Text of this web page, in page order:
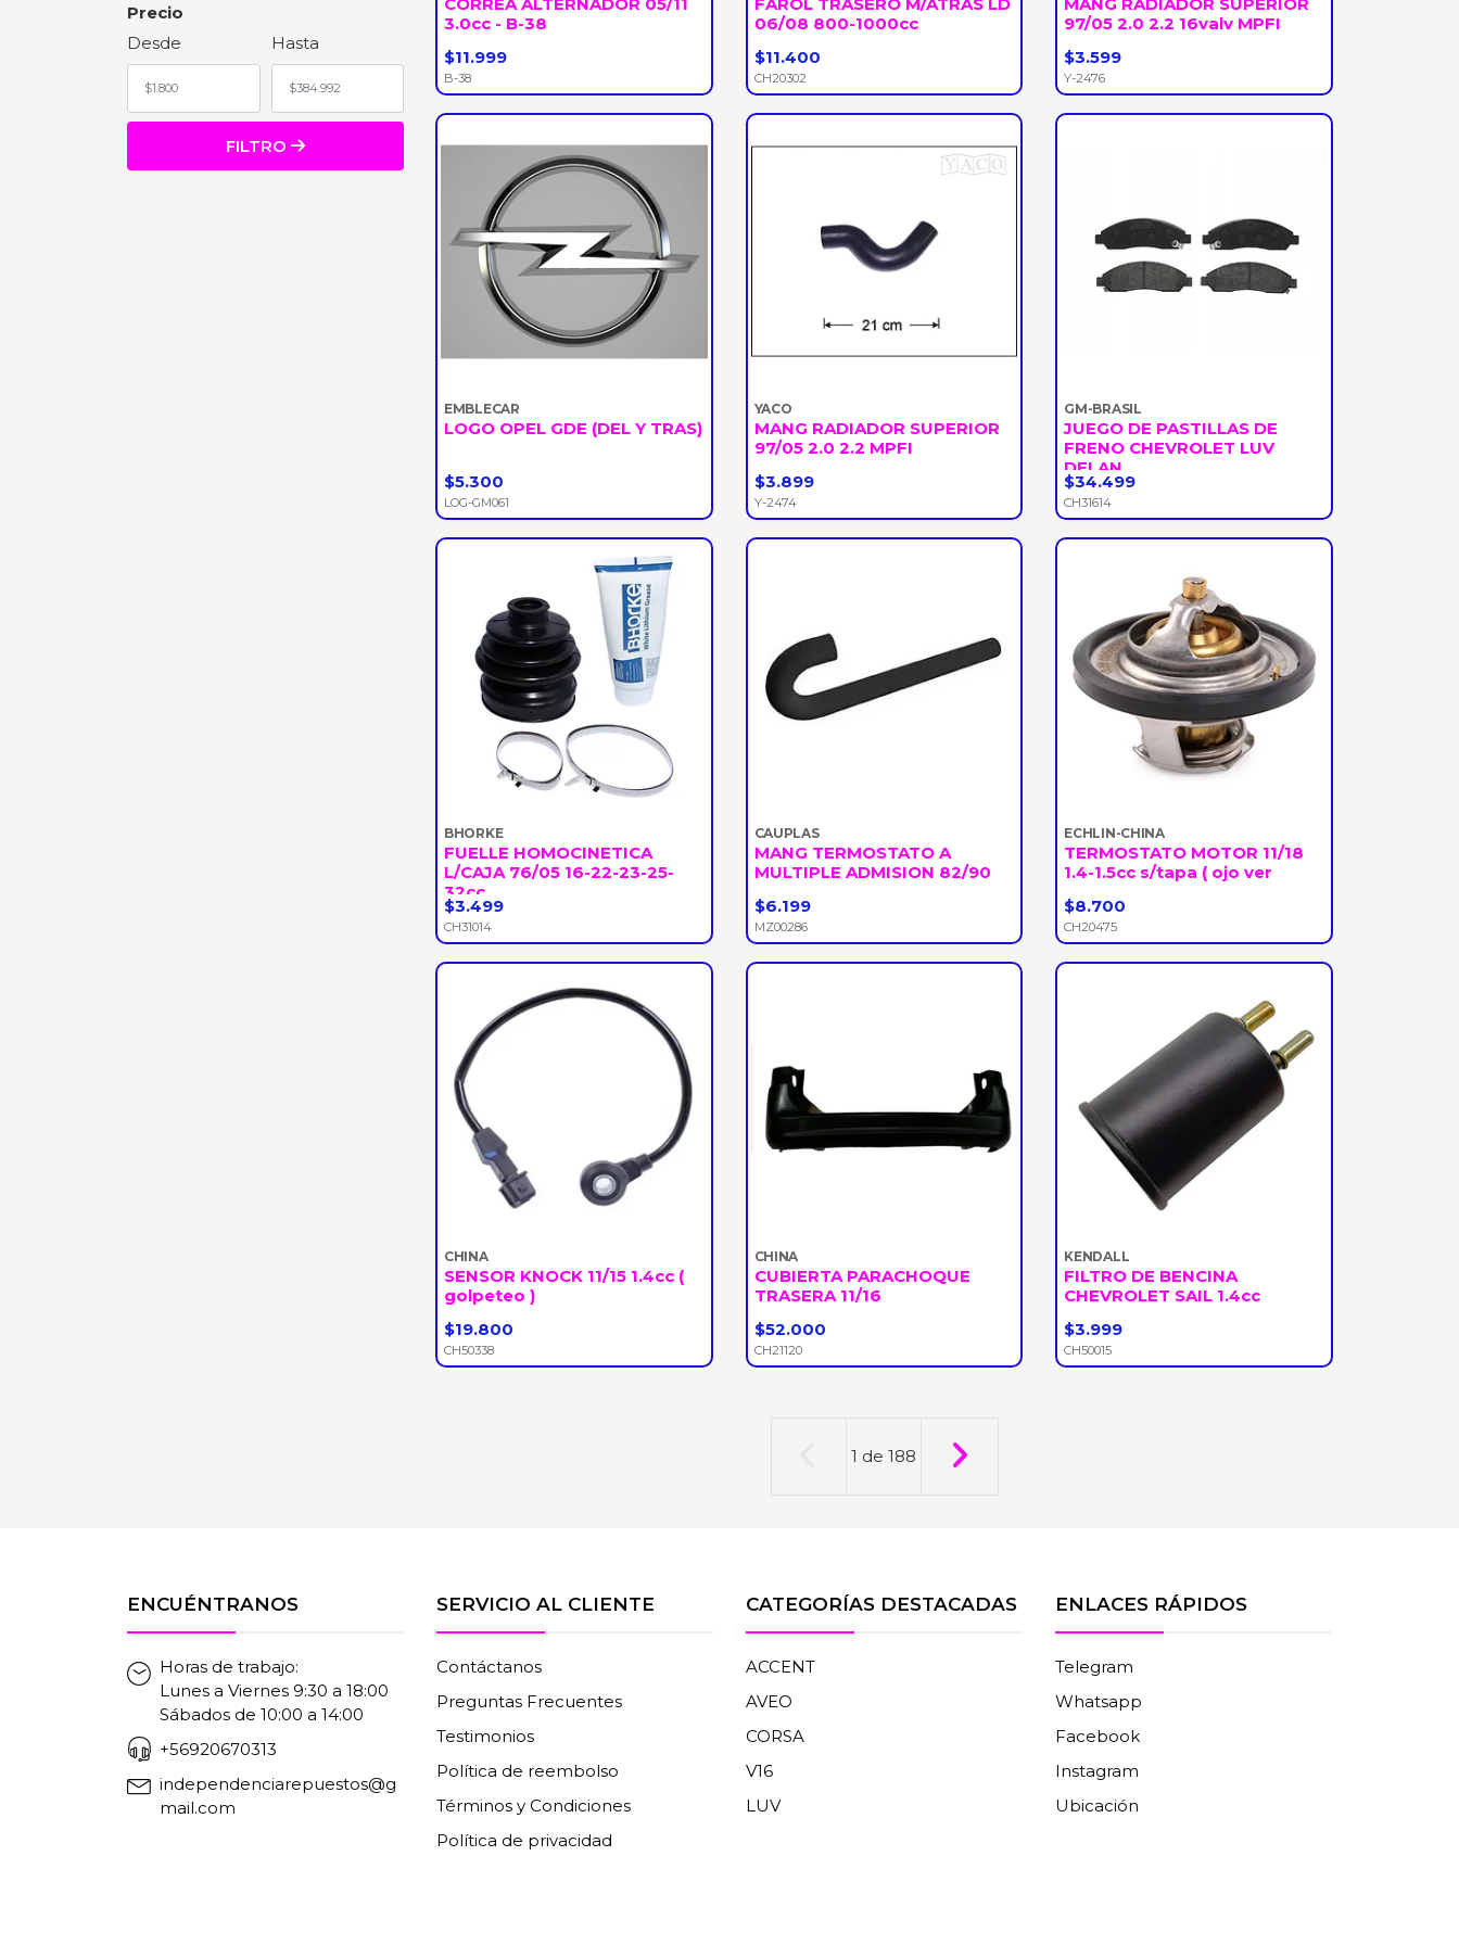
PRISMA
SONIC
COMBO
MONTANA
Precio
Desde
Hasta
FILTRO
CORREA ALTERNADOR 05/11
3.0cc - B-38
-
$11.999
B-38
FAROL TRASERO M/ATRAS LD
06/08 800-1000cc
-
$11.400
CH20302
MANG RADIADOR SUPERIOR
97/05 2.0 2.2 16valv MPFI
-
$3.599
Y-2476
EMBLECAR
LOGO OPEL GDE (DEL Y TRAS)
-
$5.300
LOG-GM061
YACO
MANG RADIADOR SUPERIOR
97/05 2.0 2.2 MPFI
-
$3.899
Y-2474
GM-BRASIL
JUEGO DE PASTILLAS DE
FRENO CHEVROLET LUV
DELAN...
-
$34.499
CH31614
BHORKE
FUELLE HOMOCINETICA
L/CAJA 76/05 16-22-23-25-
32cc
-
$3.499
CH31014
CAUPLAS
MANG TERMOSTATO A
MULTIPLE ADMISION 82/90
-
$6.199
MZ00286
ECHLIN-CHINA
TERMOSTATO MOTOR 11/18
1.4-1.5cc s/tapa ( ojo ver
-
$8.700
CH20475
CHINA
SENSOR KNOCK 11/15 1.4cc (
golpeteo )
-
$19.800
CH50338
CHINA
CUBIERTA PARACHOQUE
TRASERA 11/16
-
$52.000
CH21120
KENDALL
FILTRO DE BENCINA
CHEVROLET SAIL 1.4cc
-
$3.999
CH50015
1 de 188
ENCUÉNTRANOS
Horas de trabajo:
Lunes a Viernes 9:30 a 18:00
Sábados de 10:00 a 14:00
+56920670313
independenciarepuestos@g
mail.com
SERVICIO AL CLIENTE
Contáctanos
Preguntas Frecuentes
Testimonios
Política de reembolso
Términos y Condiciones
Política de privacidad
CATEGORÍAS DESTACADAS
ACCENT
AVEO
CORSA
V16
LUV
ENLACES RÁPIDOS
Telegram
Whatsapp
Facebook
Instagram
Ubicación